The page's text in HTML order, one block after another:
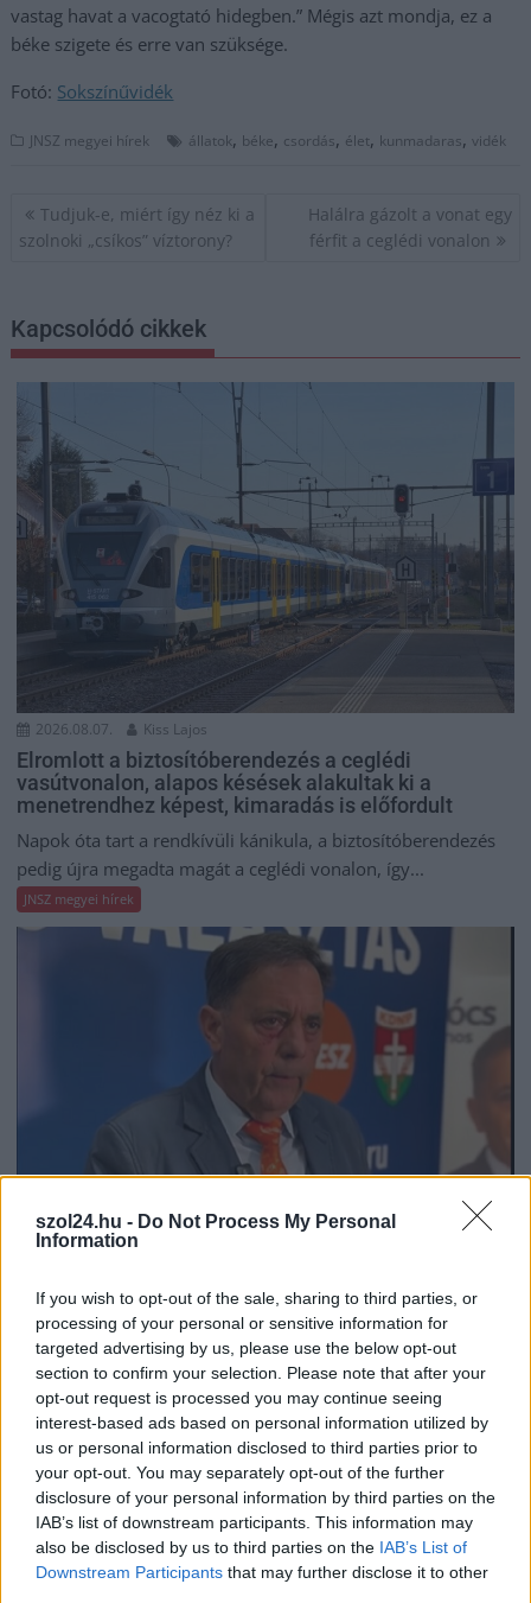
szol24.hu - Do Not Process My Personal
Information
If you wish to opt-out of the sale, sharing to third parties, or
processing of your personal or sensitive information for
targeted advertising by us, please use the below opt-out
section to confirm your selection. Please note that after your
opt-out request is processed you may continue seeing
interest-based ads based on personal information utilized by
us or personal information disclosed to third parties prior to
your opt-out. You may separately opt-out of the further
disclosure of your personal information by third parties on the
IAB’s list of downstream participants. This information may
also be disclosed by us to third parties on the IAB’s List of
Downstream Participants that may further disclose it to other
vastag havat a vacogtató hidegben.” Mégis azt mondja, ez a
béke szigete és erre van szüksége.
Fotó: Sokszínűvidék
JNSZ megyei hírek állatok, béke, csordás, élet, kunmadaras,vidék
Bejegyzés
navigáció
Tudjuk-e, miért így néz ki a
szolnoki „csíkos” víztorony?
Halálra gázolt a vonat egy
férfit a ceglédi vonalon
Kapcsolódó cikkek
2026.08.07. Kiss Lajos
Elromlott a biztosítóberendezés a ceglédi
vasútvonalon, alapos késések alakultak ki a
menetrendhez képest, kimaradás is előfordult
Napok óta tart a rendkívüli kánikula, a biztosítóberendezés
pedig újra megadta magát a ceglédi vonalon, így...
JNSZ megyei hírek
Sok volt az igazolatlan hiányzás, Pócs János
fizetéslevonást kapott, más fideszesek még
kevesebbet vittek haza
A jászsági fideszes képviselő túl sokszor hiányzott
igazolatlanul a szavazásokról, de még mindig olcsón
megúszta ahhoz...
JNSZ megyei hírek